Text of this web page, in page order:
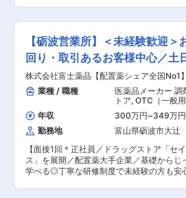
概要の作図(CAD) 工事概要作図を元に協力
取引先との打ち合わせ 工事開始後の工程
員管理、資材管理、安全管理、協力会社と
業務 工事に関する書類作成や報告書作成
務 ■業務内容詳細： 当社で担当する工事内容の
ヒアリング、工事見積、積算、工事概要の
(CAD)を実施頂きます。工事が開始された
程が計画通りに進んでいるか、工期日程は
りか、人員の配置、人数は適正か、資材の
計画通りかなど、工事が当初の計画通りに
いるかを管理及び安全な工事を進めるため
を担当頂きます。管理業務と並行して工事
る書類作成などを事務所内にて実施頂きます
組織形態： 施工管理として現在7名（20代
代、60代）がご活躍頂いております。 ■働き易
さ： ・現場毎に点検や管の交換を行う時期
【砺波営業所】＜未経験歓迎
回り・取引あるお客様中心／
転勤無
株式会社富士薬品【配置薬シェア全国No1
法人（ホワイト500）認定
業種 / 職種
医薬品メーカー 調
トア, OTC（一般
客・売り場担当
年収 300万円~349万円
勤務地
富山県砺波市大辻
【面接1回＊正社員／ドラッグストア「セ
ス」を展開／配置薬大手企業／基礎からじ
学べる◎丁寧な研修制度で未経験の方も安